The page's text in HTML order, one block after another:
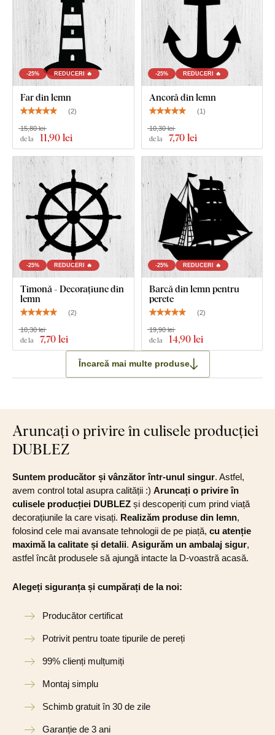
-25% REDUCERI 🔥
Far din lemn
(2)
de la 11,90 lei
15,80 lei
-25% REDUCERI 🔥
Ancoră din lemn
(1 )
de la 7,70 lei
10,30 lei
-25% REDUCERI 🔥
Timonă - Decorațiune din
lemn
(2)
de la 7,70 lei
10,30 lei
-25% REDUCERI 🔥
Barcă din lemn pentru
perete
(2)
de la 14,90 lei
19,90 lei
Încarcă mai multe produse
Aruncați o privire în culisele producției
DUBLEZ
Suntem producător și vânzător într-unul singur. Astfel,
avem control total asupra calității :) Aruncați o privire în
culisele producției DUBLEZ și descoperiți cum prind viață
decorațiunile la care visați. Realizăm produse din lemn,
folosind cele mai avansate tehnologii de pe piață, cu atenție
maximă la calitate și detalii. Asigurăm un ambalaj sigur,
astfel încât produsele să ajungă intacte la D-voastră acasă.
Alegeți siguranța și cumpărați de la noi:
Producător certificat
Potrivit pentru toate tipurile de pereți
99% clienți mulțumiți
Montaj simplu
Schimb gratuit în 30 de zile
Garanție de 3 ani